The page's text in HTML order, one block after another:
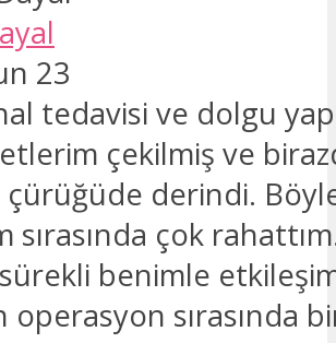
23
tedavisi ve dolgu
çekilmiş ve
çürüğüde derindi.
sırasında çok
benimle
sırasında